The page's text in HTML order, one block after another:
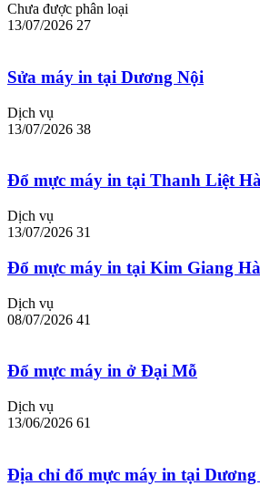
Chưa được phân loại
13/07/2026 27
Sửa máy in tại Dương Nội
Dịch vụ
13/07/2026 38
Đổ mực máy in tại Thanh Liệt
Dịch vụ
13/07/2026 31
Đổ mực máy in tại Kim Giang
Dịch vụ
08/07/2026 41
Đổ mực máy in ở Đại Mỗ
Dịch vụ
13/06/2026 61
Địa chỉ đổ mực máy in tại Dương